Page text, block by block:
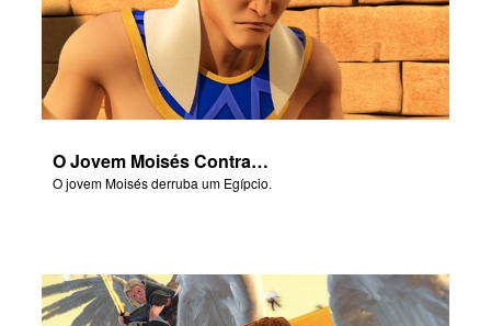
O Jovem Moisés Contra-ataca
O jovem Moisés derruba um Egípcio.